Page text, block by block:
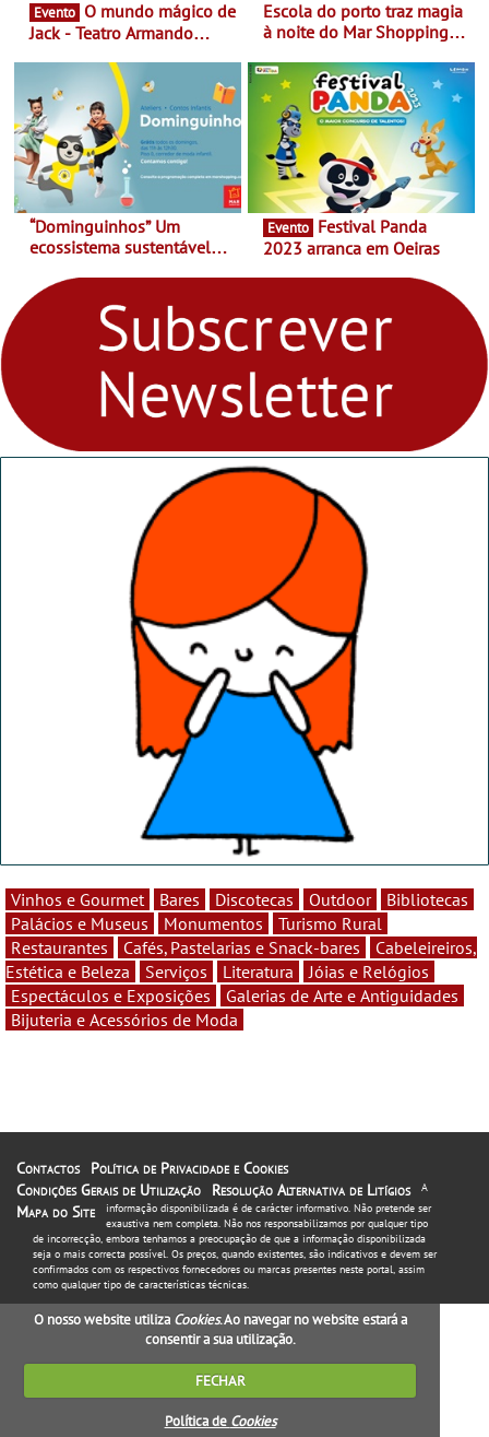
Evento
Jack - Teatro Armando
Escola do porto traz magia
à noite do Mar Shopping
29 de abril, às 21h00
“Dominguinhos” Um
ecossistema sustentável
fores - Atelier de Educação
Ambiental nos
“Dominguinhos” de 23 de
Evento
2023 arranca em Oeiras
Vinhos e Gourmet Bares Discotecas Outdoor
Bibliotecas
Palácios e Museus
Monumentos
Turismo Rural
Restaurantes
Cafés, Pastelarias e Snack-bares
Cabeleireiros,
Estética e Beleza
Serviços Literatura
Jóias e Relógios
Espectáculos e Exposições
Galerias de Arte e Antiguidades
Bijuteria e Acessórios de Moda
Contactos
Política de Privacidade e Cookies
Condições Gerais de Utilização
Resolução Alternativa de Litígios
Mapa do Site
A
informação disponibilizada é de carácter informativo. Não pretende ser
exaustiva nem completa. Não nos responsabilizamos por qualquer tipo
de incorrecção, embora tenhamos a preocupação de que a informação disponibilizada
seja o mais correcta possível. Os preços, quando existentes, são indicativos e devem ser
confirmados com os respectivos fornecedores ou marcas presentes neste portal, assim
como qualquer tipo de características técnicas.
O nosso website utiliza Cookies. Ao navegar no website estará a
consentir a sua utilização.
FECHAR
Política de Cookies